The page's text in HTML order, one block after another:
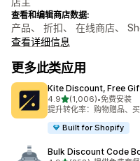
查看和编辑商店数据:
产品、 折扣、 在线商店、
查看详细信息
更多此类应用
Kite Discount, Free
4.9星（满分 5 星）
(1,006)
总共 1006 条评论
•免费安装
提升转化率：购物赠品、
Built for Shopify
Bulk Discount Code